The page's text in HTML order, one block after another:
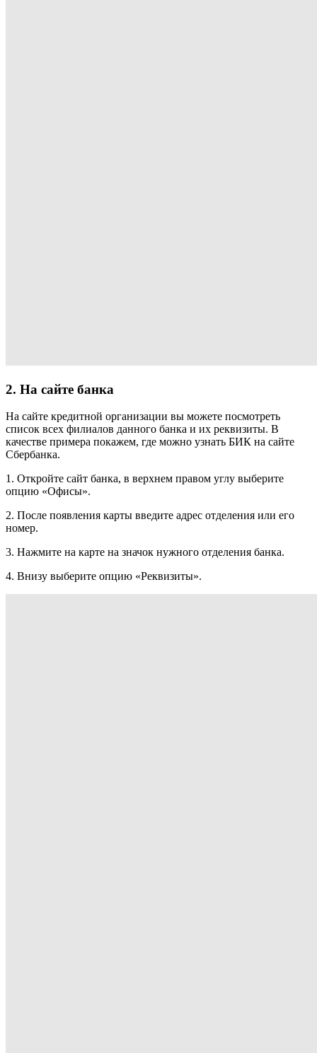
2. На сайте банка
На сайте кредитной организации вы можете посмотреть
список всех филиалов данного банка и их реквизиты. В
качестве примера покажем, где можно узнать БИК на сайте
Сбербанка.
1. Откройте сайт банка, в верхнем правом углу выберите
опцию «Офисы».
2. После появления карты введите адрес отделения или его
номер.
3. Нажмите на карте на значок нужного отделения банка.
4. Внизу выберите опцию «Реквизиты».